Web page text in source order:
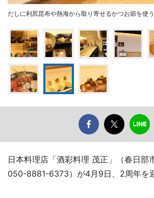
だしに利尻昆布や熱海から取り寄せるかつお節を使う
日本料理店「酒彩料理 茂正」（春日部
050-8881-6373）が4月9日、2周年を